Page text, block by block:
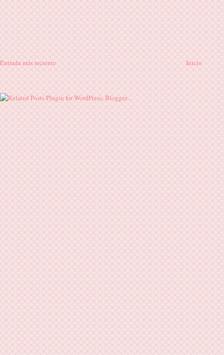
Entrada más reciente Inicio